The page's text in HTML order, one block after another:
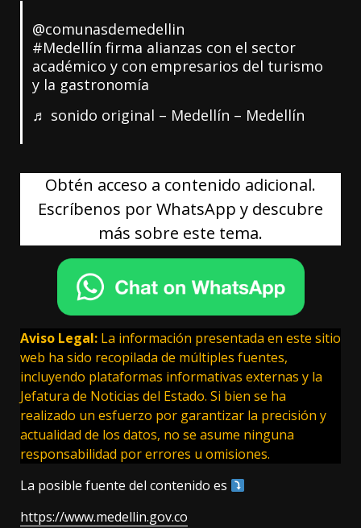
@comunasdemedellin
#Medellín firma alianzas con el sector
académico y con empresarios del turismo
y la gastronomía
♬ sonido original – Medellín – Medellín
Obtén acceso a contenido adicional.
Escríbenos por WhatsApp y descubre
más sobre este tema.
Aviso Legal: La información presentada en este sitio
web ha sido recopilada de múltiples fuentes,
incluyendo plataformas informativas externas y la
Jefatura de Noticias del Estado. Si bien se ha
realizado un esfuerzo por garantizar la precisión y
actualidad de los datos, no se asume ninguna
responsabilidad por errores u omisiones.
La posible fuente del contenido es
https://www.medellin.gov.co